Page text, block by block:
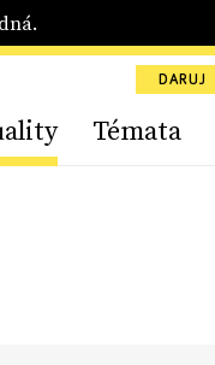
DARUJ
Témata